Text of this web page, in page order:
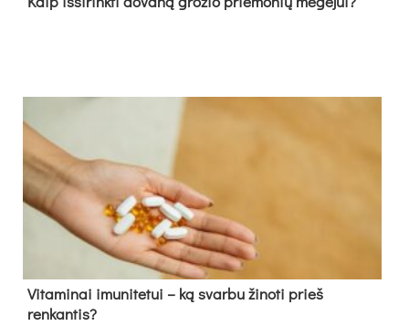
Vitaminai imunitetui – ką svarbu žinoti prieš
renkantis?